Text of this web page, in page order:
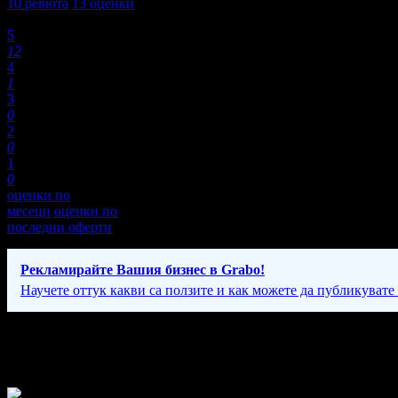
10 ревюта 13 оценки
5
12
4
1
3
0
2
0
1
0
оценки по
месеци оценки по
последни оферти
Рекламирайте Вашия бизнес в Grabo!
Научете оттук какви са ползите и как можете да публикувате